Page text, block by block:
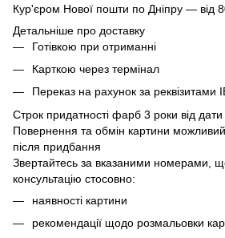
Кур'єром Нової пошти по Дніпру — від
Детальніше про доставку
Готівкою при отриманні
Карткою через термінал
Переказ на рахунок за реквізитами
Строк придатності фарб 3 роки від дати
Повернення та обмін картини
після придбання
Звертайтесь за вказаними номерами,
консультацію стосовно:
наявності картини
рекомендації щодо розмальовки